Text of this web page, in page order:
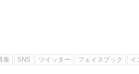
集 SNS ツイッター フェイスブック イ